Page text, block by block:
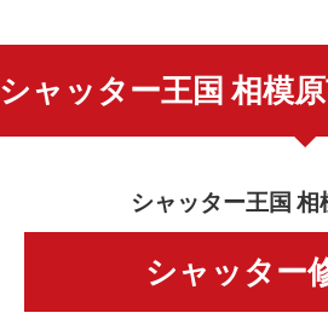
シャッター王国 相模
シャッター王国
シャッター